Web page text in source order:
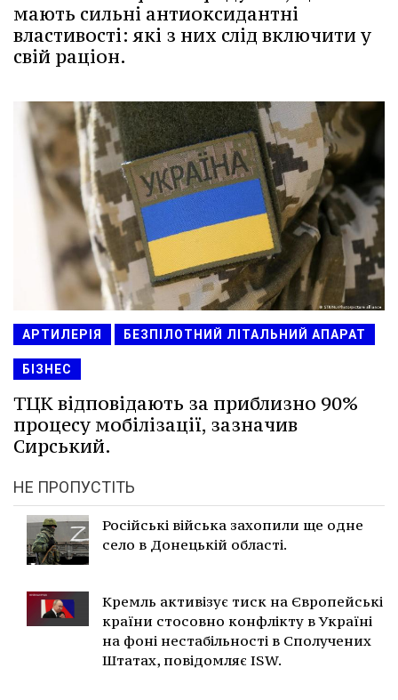
мають сильні антиоксидантні
властивості: які з них слід включити у
свій раціон.
АРТИЛЕРІЯ БЕЗПІЛОТНИЙ ЛІТАЛЬНИЙ АПАРАТ
БІЗНЕС
ТЦК відповідають за приблизно 90%
процесу мобілізації, зазначив
Сирський.
НЕ ПРОПУСТІТЬ
Російські війська захопили ще одне
село в Донецькій області.
Кремль активізує тиск на Європейські
країни стосовно конфлікту в Україні
на фоні нестабільності в Сполучених
Штатах, повідомляє ISW.